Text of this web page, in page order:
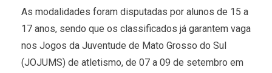
As modalidades foram disputadas por alunos de 15 a
17 anos, sendo que os classificados já garantem vaga
nos Jogos da Juventude de Mato Grosso do Sul
(JOJUMS) de atletismo, de 07 a 09 de setembro em